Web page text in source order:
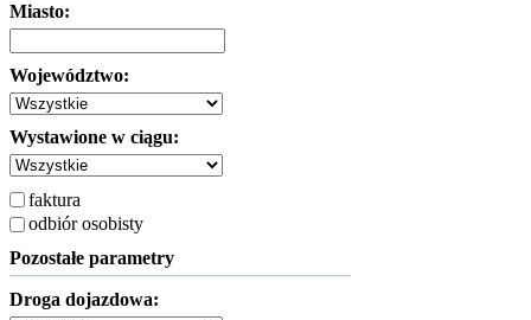
Miasto:
Województwo:
Wystawione w ciągu:
faktura
odbiór osobisty
Pozostałe parametry
Droga dojazdowa: